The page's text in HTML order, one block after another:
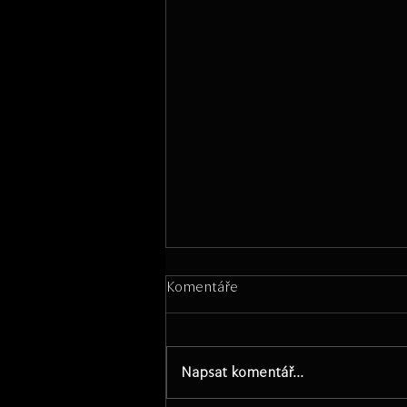
Komentáře
Napsat komentář...